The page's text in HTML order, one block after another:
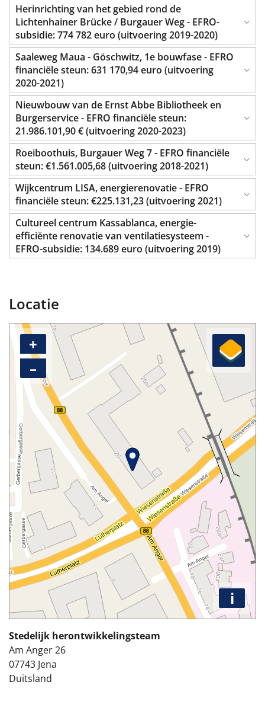
Herinrichting van het gebied rond de
Lichtenhainer Brücke / Burgauer Weg - EFRO-
subsidie: 774 782 euro (uitvoering 2019-2020)
Saaleweg Maua - Göschwitz, 1e bouwfase - EFRO
financiële steun: 631 170,94 euro (uitvoering
2020-2021)
Nieuwbouw van de Ernst Abbe Bibliotheek en
Burgerservice - EFRO financiële steun:
21.986.101,90 € (uitvoering 2020-2023)
Roeiboothuis, Burgauer Weg 7 - EFRO financiële
steun: €1.561.005,68 (uitvoering 2018-2021)
Wijkcentrum LISA, energierenovatie - EFRO
financiële steun: €225.131,23 (uitvoering 2021)
Cultureel centrum Kassablanca, energie-
efficiënte renovatie van ventilatiesysteem -
EFRO-subsidie: 134.689 euro (uitvoering 2019)
Locatie
+
–
i
Stedelijk herontwikkelingsteam
Am Anger 26
07743 Jena
Duitsland